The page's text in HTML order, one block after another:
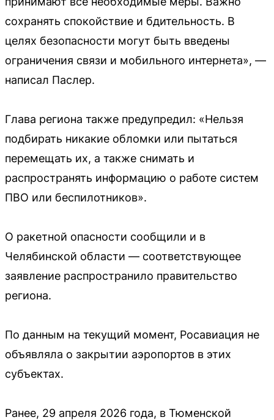
сохранять спокойствие и бдительность. В
целях безопасности могут быть введены
ограничения связи и мобильного интернета», —
написал Паслер.
Глава региона также предупредил: «Нельзя
подбирать никакие обломки или пытаться
перемещать их, а также снимать и
распространять информацию о работе систем
ПВО или беспилотников».
О ракетной опасности сообщили и в
Челябинской области — соответствующее
заявление распространило правительство
региона.
По данным на текущий момент, Росавиация не
объявляла о закрытии аэропортов в этих
субъектах.
Ранее, 29 апреля 2026 года, в Тюменской